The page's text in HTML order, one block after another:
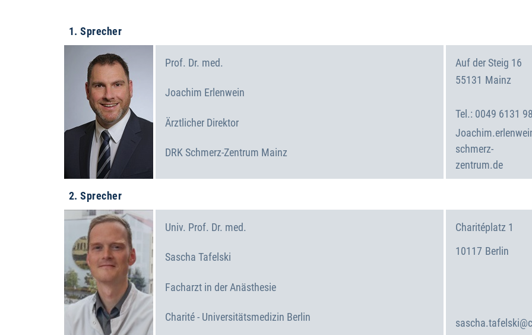
1. Sprecher
Prof. Dr. med.
Joachim Erlenwein
Ärztlicher Direktor
DRK Schmerz-Zentrum Mainz
Auf der Steig 16
55131 Mainz
0049 6131
schmerz-
zentrum.de
2. Sprecher
Univ. Prof. Dr. med.
Sascha Tafelski
Facharzt in der Anästhesie
Charité - Universitätsmedizin Berlin
Charitéplatz 1
10117 Berlin